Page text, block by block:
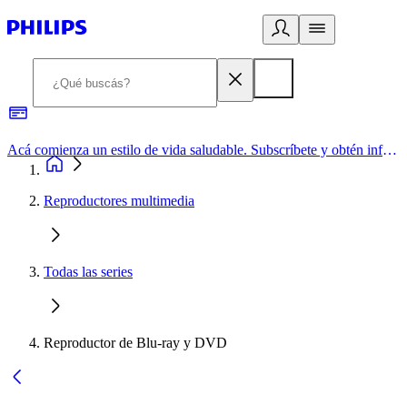
Acá comienza un estilo de vida saludable. Subscríbete y obtén información de primera mano
Reproductores multimedia
Todas las series
Reproductor de Blu-ray y DVD